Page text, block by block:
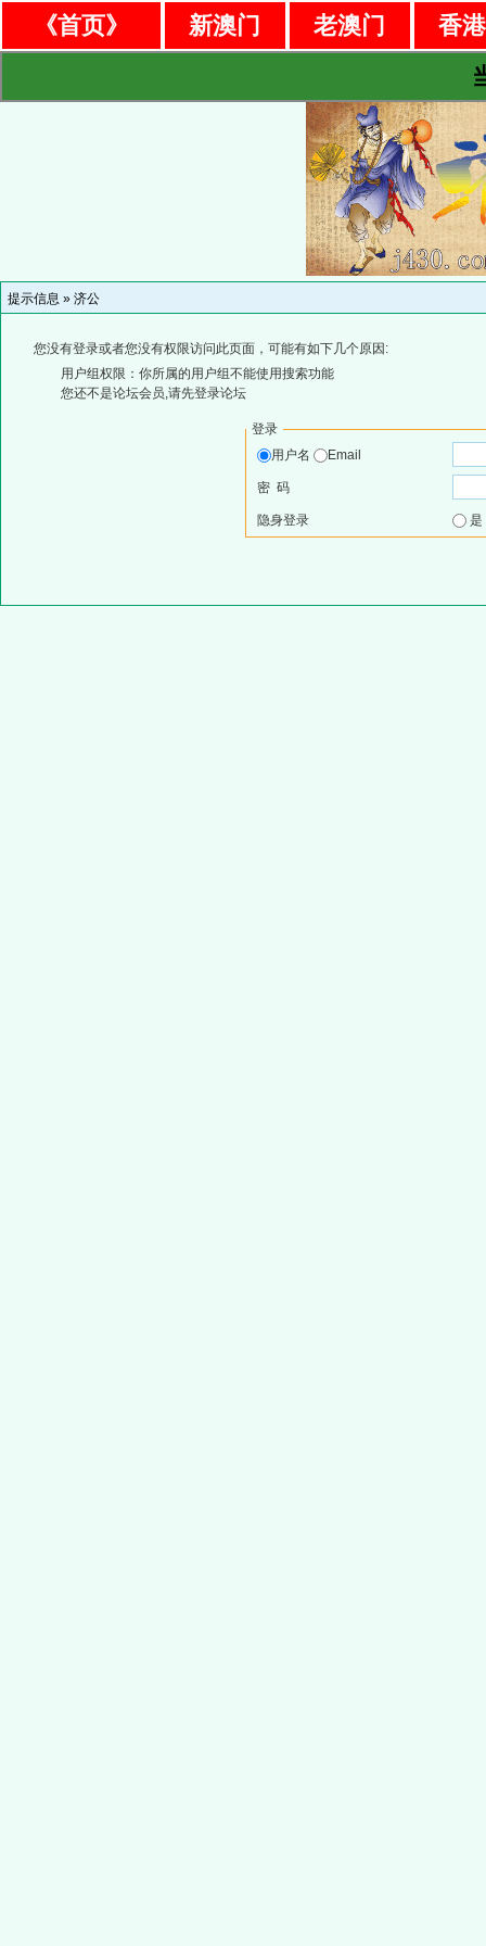
《首页》 新澳门 老澳门
香
提示信息 » 济公
您没有登录或者您没有权限访问此页面，可能有如下几个原因:
用户组权限：你所属的用户组不能使用搜索功能
您还不是论坛会员,请先登录论坛
登录
用户名
Email
密 码
隐身登录